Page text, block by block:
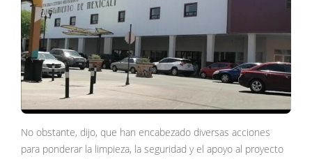
No obstante, dijo, que han encabezado diversas acciones
para ponderar la limpieza, la seguridad y el apoyo al proyecto